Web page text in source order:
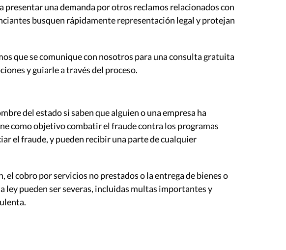
una demanda por otros reclamos relacionados con
busquen rápidamente representación legal y protejan
que se comunique con nosotros para una consulta gratuita
y guiarle a través del proceso.
del estado si saben que alguien o una empresa ha
como objetivo combatir el fraude contra los programas
el fraude, y pueden recibir una parte de cualquier
cobro por servicios no prestados o la entrega de bienes o
ley pueden ser severas, incluidas multas importantes y